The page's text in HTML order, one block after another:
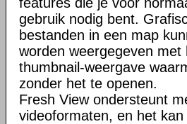
gebruik nodig bent.
bestanden in een map
worden weergegeven
thumbnail-weergave
zonder het te openen.
Fresh View ondersteunt
videoformaten, en het